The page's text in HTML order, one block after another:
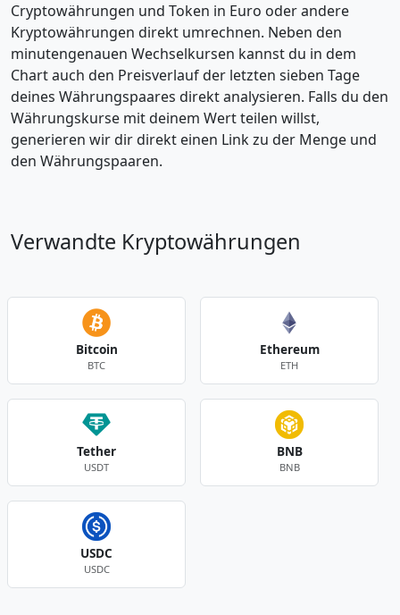
Cryptowährungen und Token in Euro oder andere
Kryptowährungen direkt umrechnen. Neben den
minutengenauen Wechselkursen kannst du in dem
Chart auch den Preisverlauf der letzten sieben Tage
deines Währungspaares direkt analysieren. Falls du den
Währungskurse mit deinem Wert teilen willst,
generieren wir dir direkt einen Link zu der Menge und
den Währungspaaren.
Verwandte Kryptowährungen
Bitcoin
BTC
Ethereum
ETH
Tether
USDT
BNB
BNB
USDC
USDC